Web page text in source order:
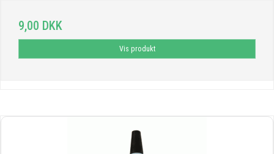
9,00 DKK
Vis produkt